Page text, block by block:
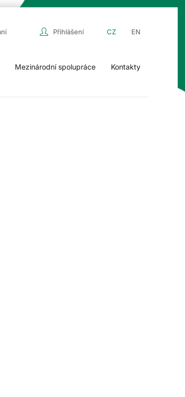
Přihlášení CZ EN
Mezinárodní spolupráce Kontakty